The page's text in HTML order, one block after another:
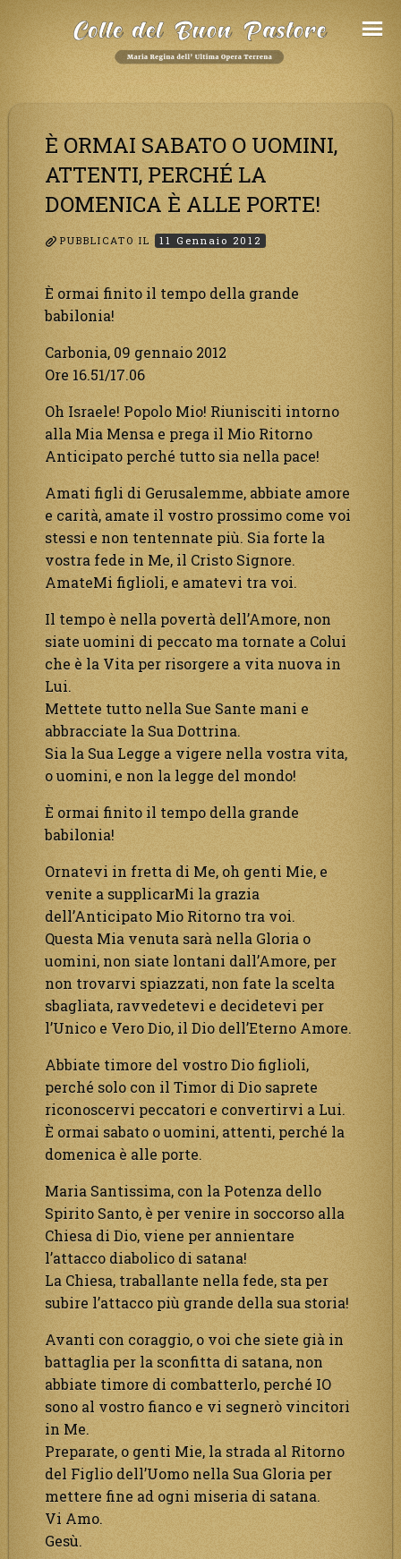
È ORMAI SABATO O UOMINI,
ATTENTI, PERCHÉ LA
DOMENICA È ALLE PORTE!
PUBBLICATO IL 11 Gennaio 2012
È ormai finito il tempo della grande
babilonia!
Carbonia, 09 gennaio 2012
Ore 16.51/17.06
Oh Israele! Popolo Mio! Riunisciti intorno
alla Mia Mensa e prega il Mio Ritorno
Anticipato perché tutto sia nella pace!
Amati figli di Gerusalemme, abbiate amore
e carità, amate il vostro prossimo come voi
stessi e non tentennate più. Sia forte la
vostra fede in Me, il Cristo Signore.
AmateMi figlioli, e amatevi tra voi.
Il tempo è nella povertà dell’Amore, non
siate uomini di peccato ma tornate a Colui
che è la Vita per risorgere a vita nuova in
Lui.
Mettete tutto nella Sue Sante mani e
abbracciate la Sua Dottrina.
Sia la Sua Legge a vigere nella vostra vita,
o uomini, e non la legge del mondo!
È ormai finito il tempo della grande
babilonia!
Ornatevi in fretta di Me, oh genti Mie, e
venite a supplicarMi la grazia
dell’Anticipato Mio Ritorno tra voi.
Questa Mia venuta sarà nella Gloria o
uomini, non siate lontani dall’Amore, per
non trovarvi spiazzati, non fate la scelta
sbagliata, ravvedetevi e decidetevi per
l’Unico e Vero Dio, il Dio dell’Eterno Amore.
Abbiate timore del vostro Dio figlioli,
perché solo con il Timor di Dio saprete
riconoscervi peccatori e convertirvi a Lui.
È ormai sabato o uomini, attenti, perché la
domenica è alle porte.
Maria Santissima, con la Potenza dello
Spirito Santo, è per venire in soccorso alla
Chiesa di Dio, viene per annientare
l’attacco diabolico di satana!
La Chiesa, traballante nella fede, sta per
subire l’attacco più grande della sua storia!
Avanti con coraggio, o voi che siete già in
battaglia per la sconfitta di satana, non
abbiate timore di combatterlo, perché IO
sono al vostro fianco e vi segnerò vincitori
in Me.
Preparate, o genti Mie, la strada al Ritorno
del Figlio dell’Uomo nella Sua Gloria per
mettere fine ad ogni miseria di satana.
Vi Amo.
Gesù.